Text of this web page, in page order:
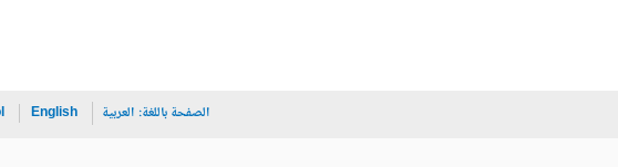
الصفحة باللغة: العربية English